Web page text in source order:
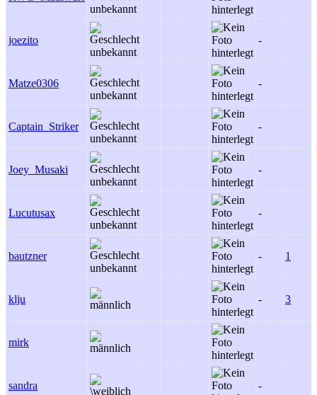
joezito -
Matze0306 -
Captain_Striker -
Joey_Musaki -
Lucutusax -
bautzner - 1
klju - 3
mirk
sandra -